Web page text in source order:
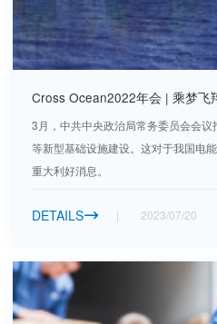
Cross Ocean2022年会 | 乘梦飞
3月，中共中央政治局常务委员会会
等新型基础设施建设。这对于我国电
重大利好消息。
DETAILS 2023/07/20